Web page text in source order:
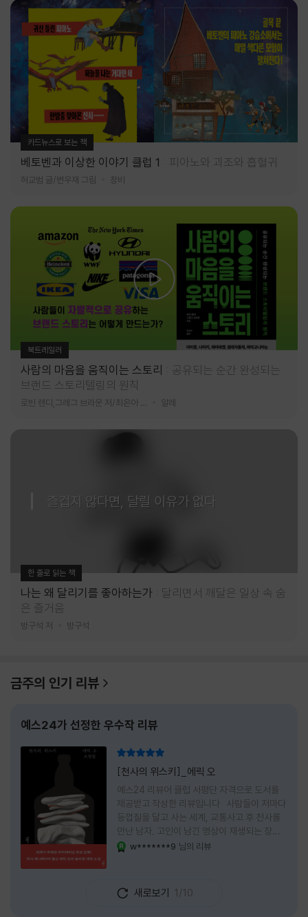
카드뉴스로 보는 책
베토벤과 이상한 이야기 클럽 1 피아노와 괴조와 흡혈귀
허교범 글/변우재 그림 창비
북트레일러
사람의 마음을 움직이는 스토리
공유되는 순간 완성되는
브랜드 스토리텔링의 원칙
알레
즐겁지 않다면, 달릴 이유가 없다
한 줄로 읽는 책
나는 왜 달리기를 좋아하는가
달리면서 깨달은 일상 속 숨
은 즐거움
방구석 저 방구석
금주의 인기 리뷰
예스24가 선정한 우수작 리뷰
[천사의 위스키]_에릭 오
예스24 리뷰어 클럽 서평단 자격으로 도서를
제공받고 작성한 리뷰입니다 사람들이 저마다
등껍질을 달고 사는 세계, 교통사고 후 천사를
만난 남자, 고인이 남긴 영상이 재생되는 장례
식장에서 똥을 싼 개. 이 책에는 몇 줄만 읽어도
넘어가 있었다. 소설을 읽으면서 잘 만든 단편
애니메이션 여러 편을 차례로 보는 기분이 들었
w*******9 님의 리뷰
새로보기 1/10